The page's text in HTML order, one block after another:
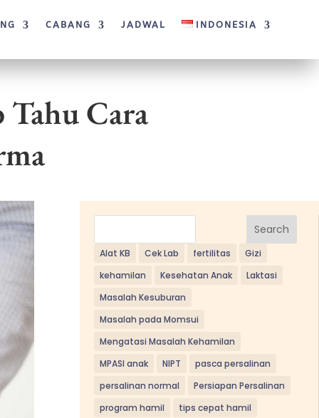
CABANG JADWAL INDONESIA
Tahu Cara
Search
Alat KB Cek Lab fertilitas
Gizi
kehamilan
Kesehatan Anak
Laktasi
Masalah Kesuburan
Masalah pada Momsui
Mengatasi Masalah Kehamilan
MPASI anak
NIPT
pasca persalinan
persalinan normal
Persiapan Persalinan
program hamil
tips cepat hamil